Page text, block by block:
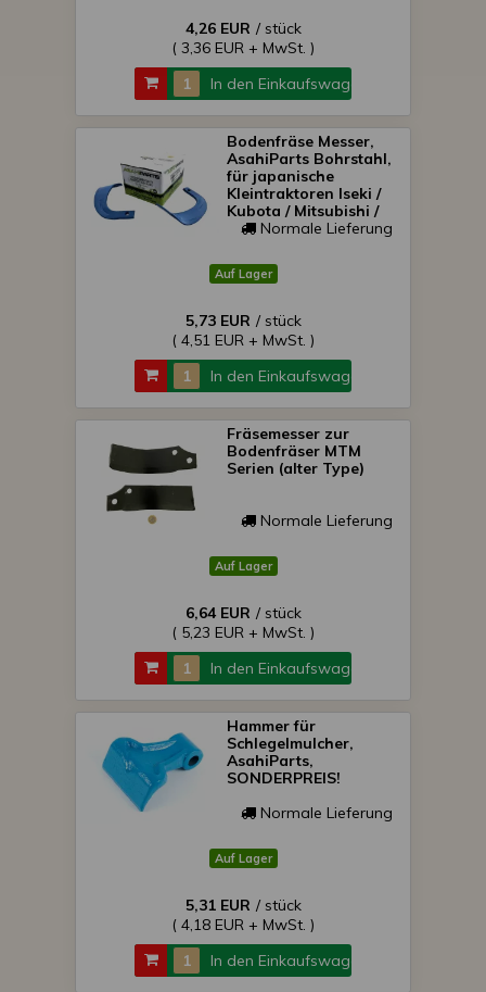
4,26 EUR / stück
( 3,36 EUR + MwSt. )
In den Einkaufswagen
Bodenfräse Messer,
AsahiParts Bohrstahl,
für japanische
Kleintraktoren Iseki /
Kubota / Mitsubishi /
Shibaura / Yanmar
Normale Lieferung
Auf Lager
5,73 EUR / stück
( 4,51 EUR + MwSt. )
In den Einkaufswagen
Fräsemesser zur
Bodenfräser MTM
Serien (alter Type)
Normale Lieferung
Auf Lager
6,64 EUR / stück
( 5,23 EUR + MwSt. )
In den Einkaufswagen
Hammer für
Schlegelmulcher,
AsahiParts,
SONDERPREIS!
Normale Lieferung
Auf Lager
5,31 EUR / stück
( 4,18 EUR + MwSt. )
In den Einkaufswagen